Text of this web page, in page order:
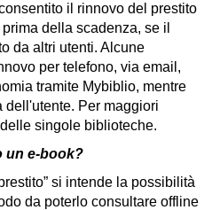
il rinnovo del prestito
della scadenza, se il
da altri utenti. Alcune
per telefono, via email,
tramite Mybiblio, mentre
Per maggiori
singole biblioteche.
un e-book?
si intende la possibilità
da poterlo consultare offline